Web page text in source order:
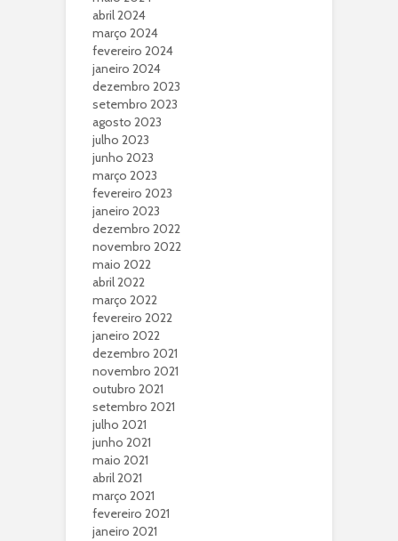
abril 2024
março 2024
fevereiro 2024
janeiro 2024
dezembro 2023
setembro 2023
agosto 2023
julho 2023
junho 2023
março 2023
fevereiro 2023
janeiro 2023
dezembro 2022
novembro 2022
maio 2022
abril 2022
março 2022
fevereiro 2022
janeiro 2022
dezembro 2021
novembro 2021
outubro 2021
setembro 2021
julho 2021
junho 2021
maio 2021
abril 2021
março 2021
fevereiro 2021
janeiro 2021